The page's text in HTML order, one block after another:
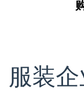
服装